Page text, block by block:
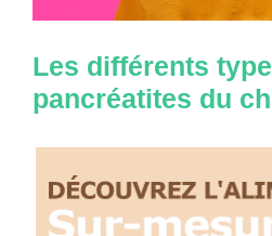
Les différents
pancréatites du